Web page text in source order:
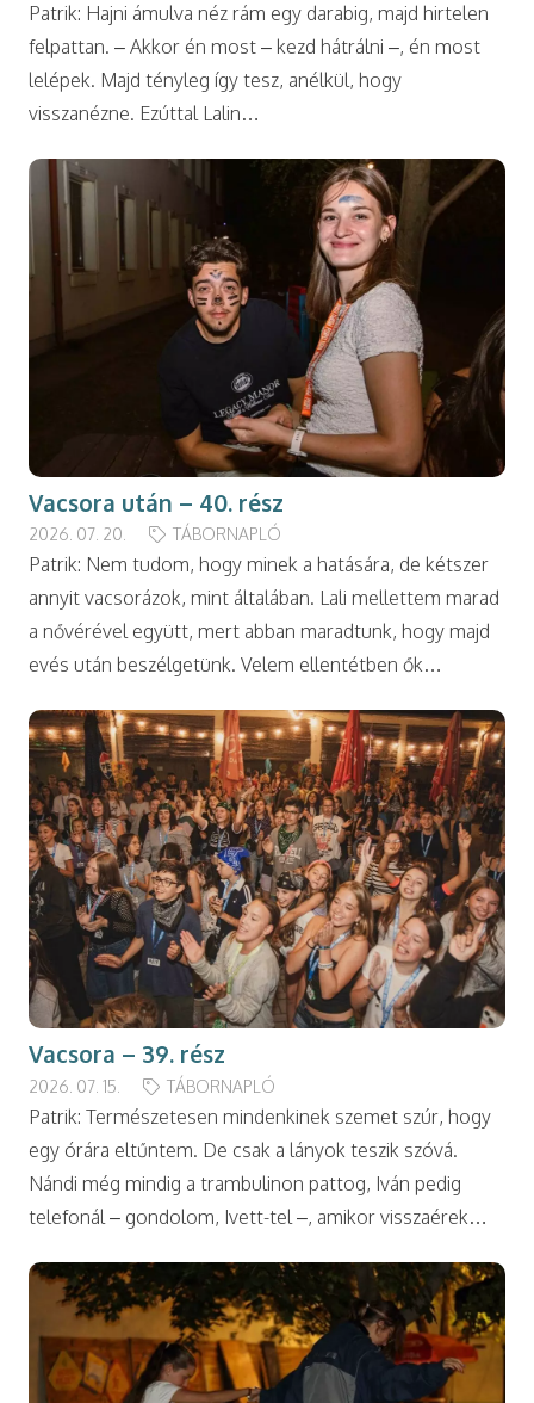
Patrik: Hajni ámulva néz rám egy darabig, majd hirtelen
felpattan. – Akkor én most – kezd hátrálni –, én most
lelépek. Majd tényleg így tesz, anélkül, hogy
visszanézne. Ezúttal Lalin…
Vacsora után – 40. rész
2026. 07. 20. TÁBORNAPLÓ
Patrik: Nem tudom, hogy minek a hatására, de kétszer
annyit vacsorázok, mint általában. Lali mellettem marad
a nővérével együtt, mert abban maradtunk, hogy majd
evés után beszélgetünk. Velem ellentétben ők…
Vacsora – 39. rész
2026. 07. 15. TÁBORNAPLÓ
Patrik: Természetesen mindenkinek szemet szúr, hogy
egy órára eltűntem. De csak a lányok teszik szóvá.
Nándi még mindig a trambulinon pattog, Iván pedig
telefonál – gondolom, Ivett-tel –, amikor visszaérek…